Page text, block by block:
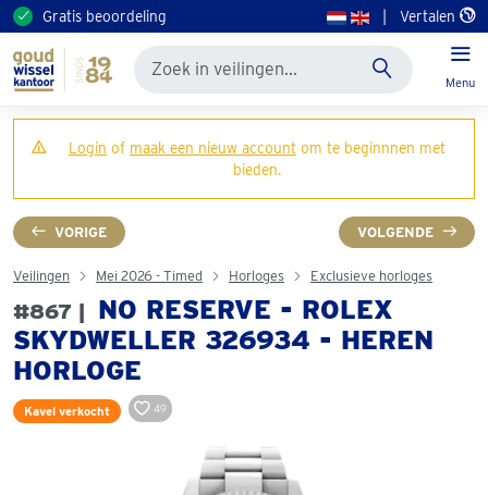
Gratis beoordeling Vertalen
Menu
Login of maak een nieuw account om te beginnnen met
bieden.
VORIGE VOLGENDE
Veilingen Mei 2026 - Timed Horloges Exclusieve horloges
#867 |
NO RESERVE - ROLEX
SKYDWELLER 326934 - HEREN
HORLOGE
Kavel verkocht 49